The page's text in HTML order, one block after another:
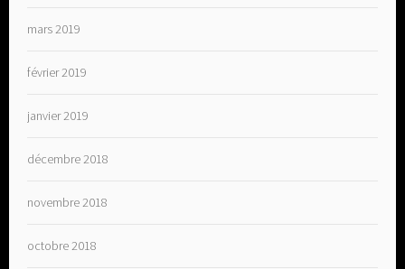
mars 2019
février 2019
janvier 2019
décembre 2018
novembre 2018
octobre 2018